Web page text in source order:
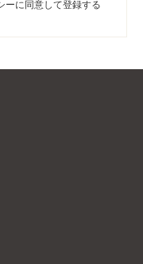
ーに同意して登録する